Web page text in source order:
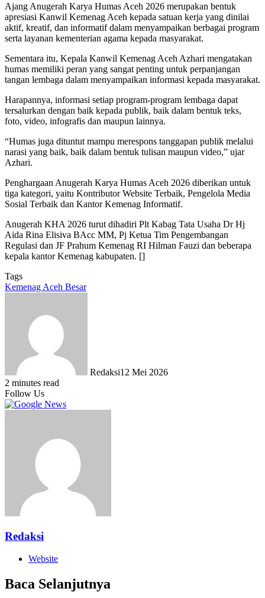
Ajang Anugerah Karya Humas Aceh 2026 merupakan bentuk
apresiasi Kanwil Kemenag Aceh kepada satuan kerja yang dinilai
aktif, kreatif, dan informatif dalam menyampaikan berbagai program
serta layanan kementerian agama kepada masyarakat.
Sementara itu, Kepala Kanwil Kemenag Aceh Azhari mengatakan
humas memiliki peran yang sangat penting untuk perpanjangan
tangan lembaga dalam menyampaikan informasi kepada masyarakat.
Harapannya, informasi setiap program-program lembaga dapat
tersalurkan dengan baik kepada publik, baik dalam bentuk teks,
foto, video, infografis dan maupun lainnya.
“Humas juga dituntut mampu merespons tanggapan publik melalui
narasi yang baik, baik dalam bentuk tulisan maupun video,” ujar
Azhari.
Penghargaan Anugerah Karya Humas Aceh 2026 diberikan untuk
tiga kategori, yaitu Kontributor Website Terbaik, Pengelola Media
Sosial Terbaik dan Kantor Kemenag Informatif.
Anugerah KHA 2026 turut dihadiri Plt Kabag Tata Usaha Dr Hj
Aida Rina Elisiva BAcc MM, Pj Ketua Tim Pengembangan
Regulasi dan JF Prahum Kemenag RI Hilman Fauzi dan beberapa
kepala kantor Kemenag kabupaten. []
Tags
Kemenag Aceh Besar
Redaksi12 Mei 2026
2 minutes read
Follow Us
Redaksi
Website
Baca Selanjutnya